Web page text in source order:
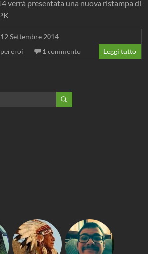
verrà presentata una nuova ristampa di
12 Settembre 2014
1 commento Leggi tutto